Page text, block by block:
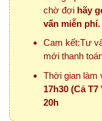
chờ đợi hãy
vấn miễn phí.
Cam kết:Tư
mới thanh
Thời gian làm
17h30 (Cả
20h